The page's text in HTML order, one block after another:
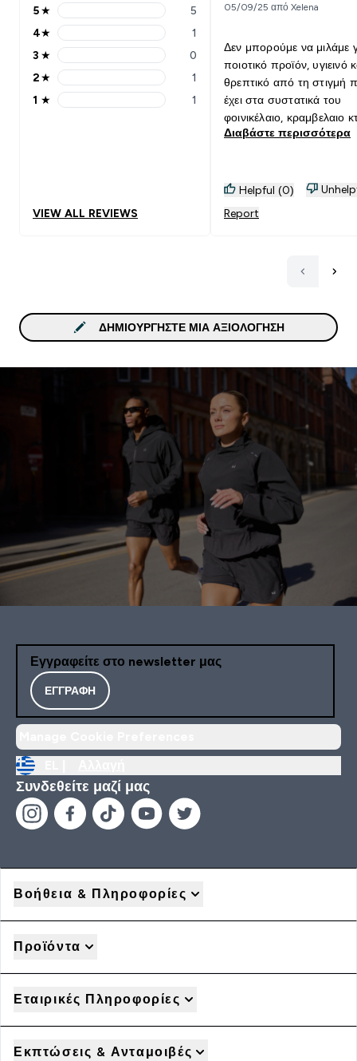
5 stars rating 5 reviews
5★ 5
4 stars rating 1 reviews
4★ 1
3 stars rating 0 reviews
3 ★ 0
2 stars rating 1 reviews
2★ 1
1 stars rating 1 reviews
1 ★ 1
VIEW ALL REVIEWS
05/09/25 από Xelena
Δεν μπορούμε να μιλάμε
ποιοτικό προϊόν, υγιεινό
θρεπτικό από τη στιγμή
έχει στα συστατικά του
φοινικέλαιο, κραμβελαιο
Από γεύση σχετικά προς
εκπτώσεις και σας
Διαβάστε περισσότερα
Helpful (0)
Report
ΔΗΜΙΟΥΡΓΉΣΤΕ ΜΙΑ ΑΞΙΟΛΌΓΗΣΗ
Εγγραφείτε στο newsletter μας
ΕΓΓΡΑΦΉ
Συνδεθείτε μαζί μας
Βοήθεια & Πληροφορίες
Προϊόντα
Εταιρικές Πληροφορίες
Εκπτώσεις & Ανταμοιβές